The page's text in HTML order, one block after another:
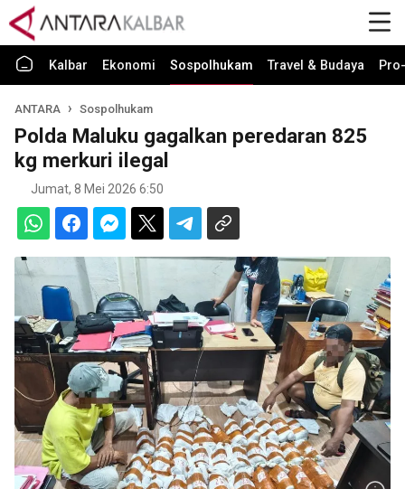
Kalbar Ekonomi Sospolhukam Travel & Budaya
ANTARA Sospolhukam
Polda Maluku gagalkan peredaran 825
kg merkuri ilegal
Jumat, 8 Mei 2026 6:50